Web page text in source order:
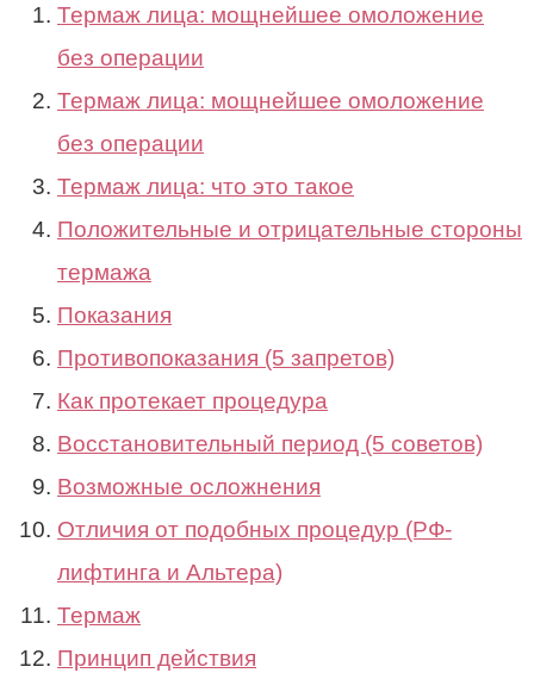
Термаж лица: мощнейшее омоложение
без операции
Термаж лица: мощнейшее омоложение
без операции
Термаж лица: что это такое
Положительные и отрицательные стороны
термажа
Показания
Противопоказания (5 запретов)
Как протекает процедура
Восстановительный период (5 советов)
Возможные осложнения
Отличия от подобных процедур (РФ-
лифтинга и Альтера)
Термаж
Принцип действия